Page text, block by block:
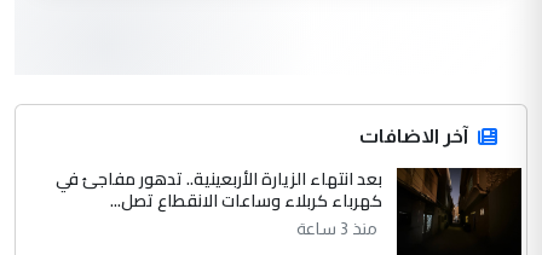
التعليق : قرار مستعجل جدا ولامصلحة فيه
للوزاره ولا للمواطن القرار الصائب يكون بعد
الاستماع للمدير ومغرفة ...
الموضوع :
وزير الصحة يعفي مدير مستشفى الكرخ
العام في بغداد
آخر الاضافات
بعد انتهاء الزيارة الأربعينية.. تدهور مفاجئ في
كهرباء كربلاء وساعات الانقطاع تصل...
منذ 3 ساعة